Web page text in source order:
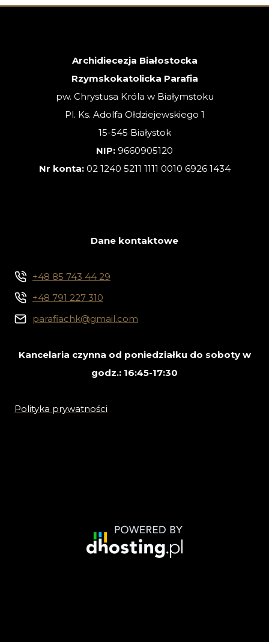
ZWYKŁA
Archidiecezja Białostocka
Rzymskokatolicka Parafia
pw. Chrystusa Króla w Białymstoku
Pl. Ks. Adolfa Ołdziejewskiego 1
15-545 Białystok
NIP: 9660905120
Nr konta: 02 1240 5211 1111 0010 6926 1434
Dane kontaktowe
+48 85 743 44 29
+48 791 227 310
parafiachk@gmail.com
Kancelaria czynna od poniedziałku do soboty w
godz.: 16:45-17:30
Polityka prywatności